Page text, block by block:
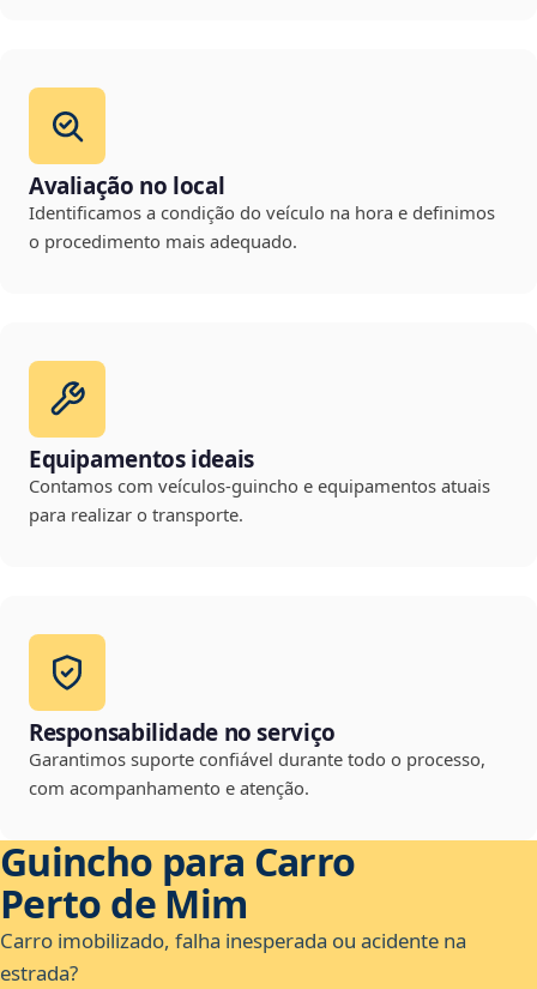
Avaliação no local
Identificamos a condição do veículo na hora e definimos
o procedimento mais adequado.
Equipamentos ideais
Contamos com veículos-guincho e equipamentos atuais
para realizar o transporte.
Responsabilidade no serviço
Garantimos suporte confiável durante todo o processo,
com acompanhamento e atenção.
Guincho para Carro
Perto de Mim
Carro imobilizado, falha inesperada ou acidente na
estrada?